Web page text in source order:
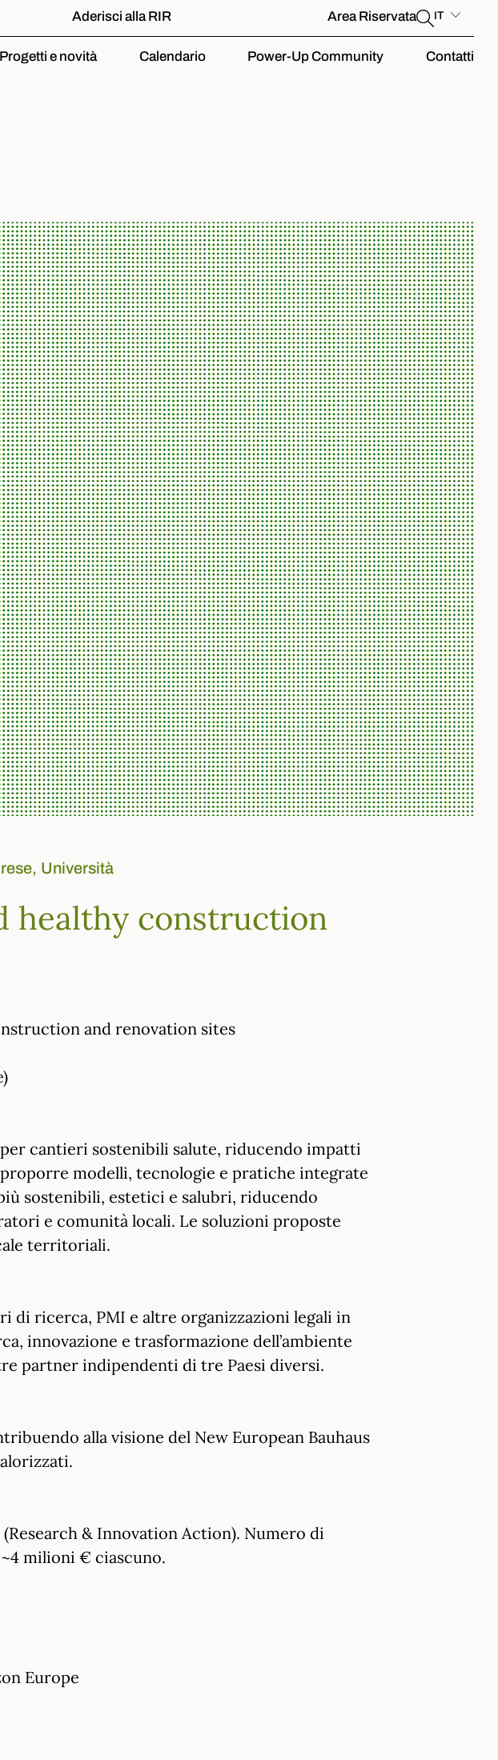
Aderisci alla RIR Area Riservata IT
Progetti e novità Calendario Power-Up Community Contatti
Università
healthy construction
and renovation sites
cantieri sostenibili salute, riducendo impatti
modelli, tecnologie e pratiche integrate
sostenibili, estetici e salubri, riducendo
e comunità locali. Le soluzioni proposte
territoriali.
ricerca, PMI e altre organizzazioni legali in
innovazione e trasformazione dell’ambiente
partner indipendenti di tre Paesi diversi.
alla visione del New European Bauhaus
& Innovation Action). Numero di
milioni € ciascuno.
Europe